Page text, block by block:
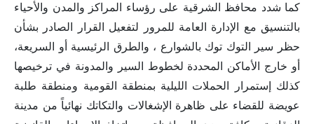
كما شدد محافظ الشرقية على رؤساء المراكز والمدن والأحياء
بالتنسيق مع الإدارة العامة للمرور لتفعيل القرار الصادر بشأن
حظر سير التوك توك بالشوارع ‏، والطرق الرئيسية أو السريعة،
أو خارج الأماكن المحددة لخطوط السير ‏والمدونة في ترخيصها
كذلك إستمرار الحملات الليلية بمنطقة القومية ومنطقة طلبة
عويضة للقضاء على ظاهرة الإشغالات والتكاتك نهائياً من مدينة